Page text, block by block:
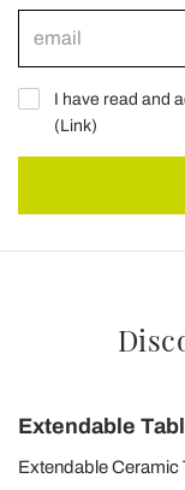
I have read and
(Link)
Extendable
Extendable Ceramic